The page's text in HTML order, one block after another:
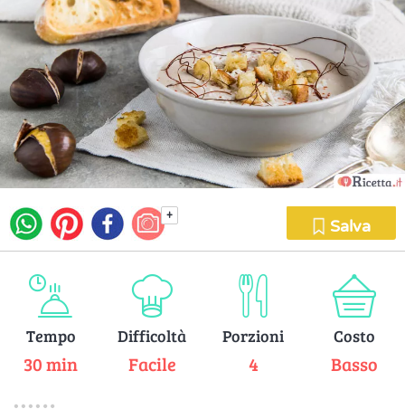
+
Salva
Tempo
30 min
Difficoltà
Facile
Porzioni
4
Costo
Basso